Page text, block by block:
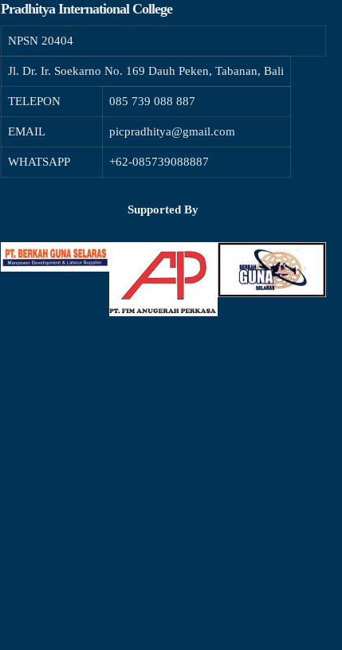
Pradhitya International College
NPSN 20404
Jl. Dr. Ir. Soekarno No. 169 Dauh Peken, Tabanan, Bali
TELEPON 085 739 088 887
EMAIL picpradhitya@gmail.com
WHATSAPP +62-085739088887
Supported By